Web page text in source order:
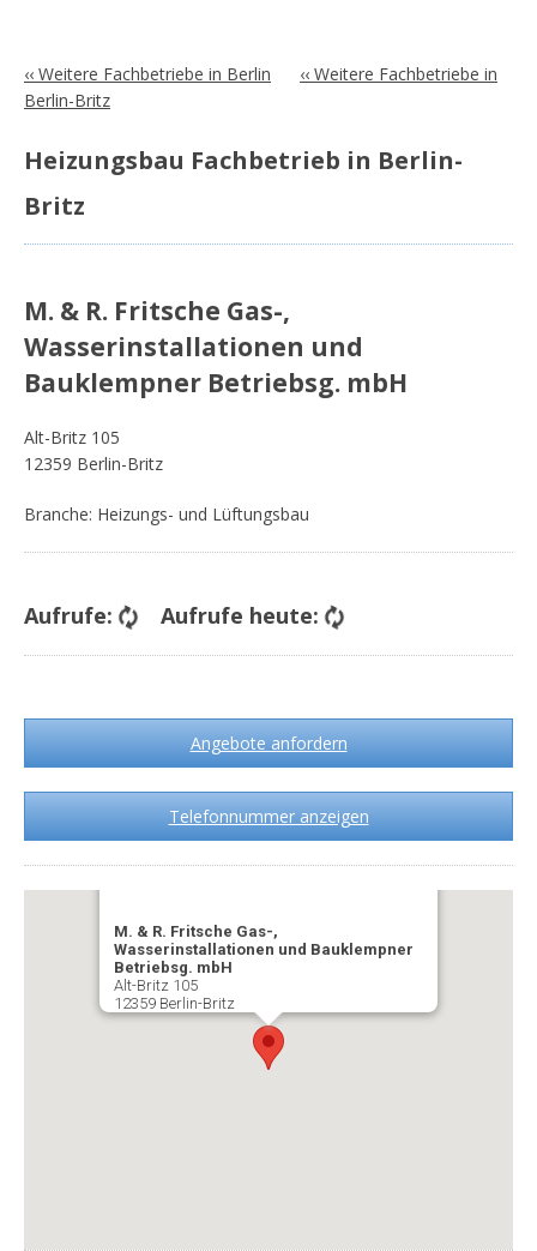
‹‹ Weitere Fachbetriebe in Berlin
‹‹ Weitere Fachbetriebe in
Berlin-Britz
Heizungsbau Fachbetrieb in Berlin-
Britz
M. & R. Fritsche Gas-,
Wasserinstallationen und
Bauklempner Betriebsg. mbH
Alt-Britz 105
12359 Berlin-Britz
Branche: Heizungs- und Lüftungsbau
Aufrufe: Aufrufe heute:
Angebote anfordern
Telefonnummer anzeigen
M. & R. Fritsche Gas-,
Wasserinstallationen und Bauklempner
Betriebsg. mbH
Alt-Britz 105
12359 Berlin-Britz